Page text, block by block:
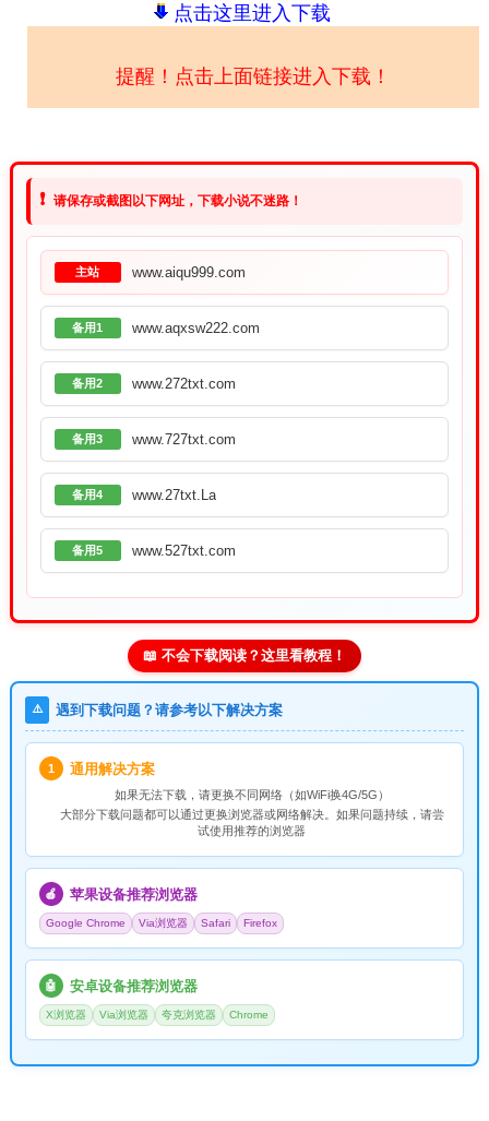
点击这里进入下载
提醒！点击上面链接进入下载！
❗ 请保存或截图以下网址，下载小说不迷路！
主站 www.aiqu999.com
备用1 www.aqxsw222.com
备用2 www.272txt.com
备用3 www.727txt.com
备用4 www.27txt.La
备用5 www.527txt.com
📖 不会下载阅读？这里看教程！
⚠️ 遇到下载问题？请参考以下解决方案
1 通用解决方案
如果无法下载，请更换不同网络（如WiFi换4G/5G）
大部分下载问题都可以通过更换浏览器或网络解决。如果问题持续，请尝
试使用推荐的浏览器
🍎 苹果设备推荐浏览器
Google Chrome Via浏览器 Safari Firefox
🤖 安卓设备推荐浏览器
X浏览器 Via浏览器 夸克浏览器 Chrome